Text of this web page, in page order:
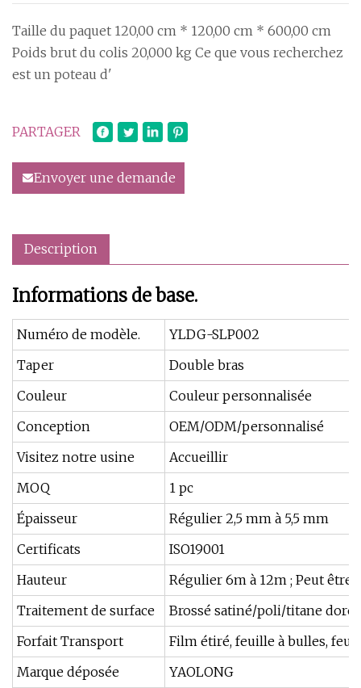
Taille du paquet 120,00 cm * 120,00 cm * 600,00 cm
Poids brut du colis 20,000 kg Ce que vous recherchez
est un poteau d'
PARTAGER
Envoyer une demande
Description
Informations de base.
Numéro de modèle.
YLDG-SLP002
Taper
Double bras
Couleur
Couleur personnalisée
Conception
OEM/ODM/personnalisé
Visitez notre usine
Accueillir
MOQ
1 pc
Épaisseur
Régulier 2,5 mm à 5,5 mm
Certificats
ISO19001
Hauteur
Régulier 6m à 12m ; Peut être
Traitement de surface
Brossé satiné/poli/titane
Forfait Transport
Film étiré, feuille à bulles,
Marque déposée
YAOLONG